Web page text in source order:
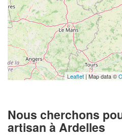
Leaflet| Map data ©
Nous cherchons
artisan à Ardelles